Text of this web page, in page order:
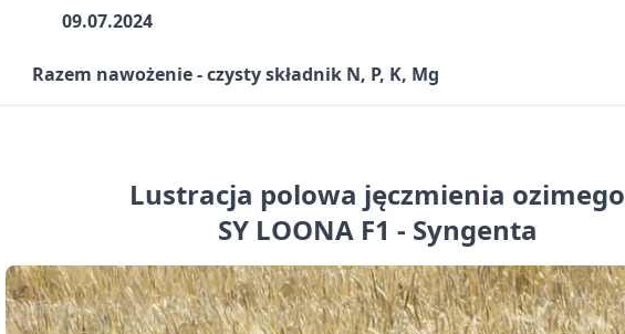
09.07.2024
Razem nawożenie - czysty składnik N, P, K, Mg
Lustracja polowa jęczmienia ozimego
SY LOONA F1 - Syngenta